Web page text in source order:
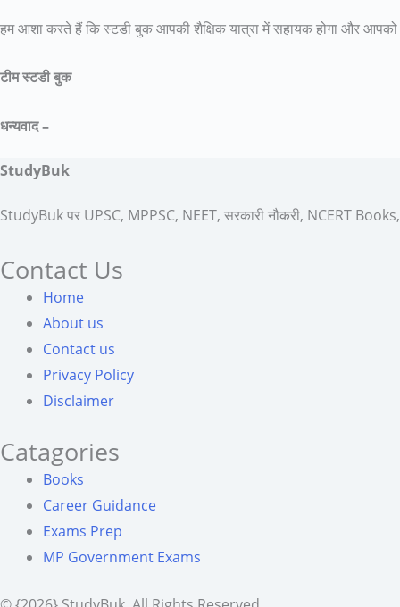
हम आशा करते हैं कि स्टडी बुक आपकी शैक्षिक यात्रा में सहायक होगा और आपको
टीम स्टडी बुक
धन्यवाद –
StudyBuk
StudyBuk पर UPSC, MPPSC, NEET, सरकारी नौकरी, NCERT
Contact Us
Home
About us
Contact us
Privacy Policy
Disclaimer
Catagories
Books
Career Guidance
Exams Prep
MP Government Exams